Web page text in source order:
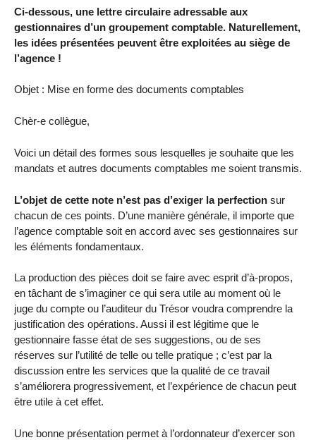
Ci-dessous, une lettre circulaire adressable aux
gestionnaires d’un groupement comptable. Naturellement,
les idées présentées peuvent être exploitées au siège de
l’agence !
Objet : Mise en forme des documents comptables
Chèr-e collègue,
Voici un détail des formes sous lesquelles je souhaite que les
mandats et autres documents comptables me soient transmis.
L’objet de cette note n’est pas d’exiger la perfection sur
chacun de ces points. D’une manière générale, il importe que
l’agence comptable soit en accord avec ses gestionnaires sur
les éléments fondamentaux.
La production des pièces doit se faire avec esprit d’à-propos,
en tâchant de s’imaginer ce qui sera utile au moment où le
juge du compte ou l’auditeur du Trésor voudra comprendre la
justification des opérations. Aussi il est légitime que le
gestionnaire fasse état de ses suggestions, ou de ses
réserves sur l’utilité de telle ou telle pratique ; c’est par la
discussion entre les services que la qualité de ce travail
s’améliorera progressivement, et l’expérience de chacun peut
être utile à cet effet.
Une bonne présentation permet à l’ordonnateur d’exercer son